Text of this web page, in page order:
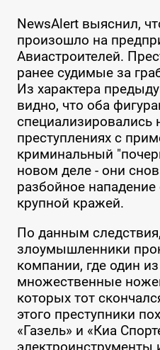
NewsAlert выяснил,
произошло на
Авиастроителей.
ранее судимые за
Из характера
видно, что оба
преступлениях с
криминальный
новом деле - они
разбойное
крупной кражей.
По данным
злоумышленники
компании, где один
множественные
которых тот
этого преступники
«Газель» и «Киа